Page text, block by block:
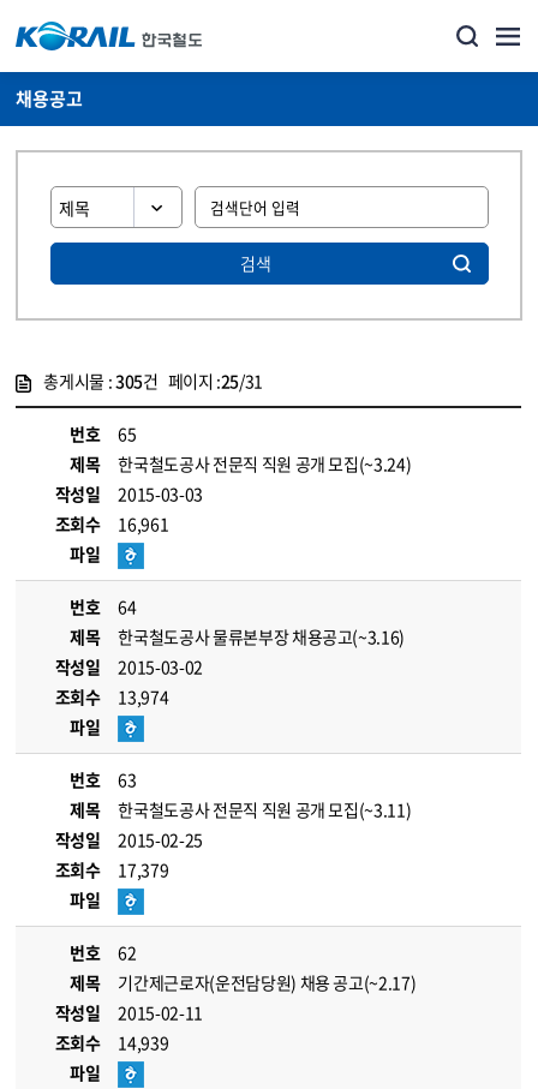
채용공고
검색
총게시물 :305건 페이지 :25/31
번호
65
제목
한국철도공사 전문직 직원 공개 모집(~3.24)
작성일
2015-03-03
조회수
16,961
파일
번호
64
제목
한국철도공사 물류본부장 채용공고(~3.16)
작성일
2015-03-02
조회수
13,974
파일
번호
63
제목
한국철도공사 전문직 직원 공개 모집(~3.11)
작성일
2015-02-25
조회수
17,379
파일
번호
62
제목
기간제근로자(운전담당원) 채용 공고(~2.17)
작성일
2015-02-11
조회수
14,939
파일